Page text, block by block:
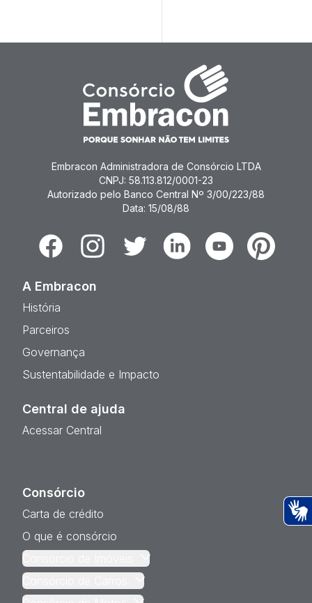
Embracon Administradora de Consórcio LTDA
CNPJ: 58.113.812/0001-23
Autorizado pelo Banco Central Nº 3/00/223/88
Data: 15/08/88
FacebookInstagramTwitter LinkedinYoutubePinterest
A Embracon
História
Parceiros
Governança
Sustentabilidade e Impacto
Central de ajuda
Acessar Central
Consórcio
Carta de crédito
O que é consórcio
Consórcio de Imóveis
Consórcio de Carros